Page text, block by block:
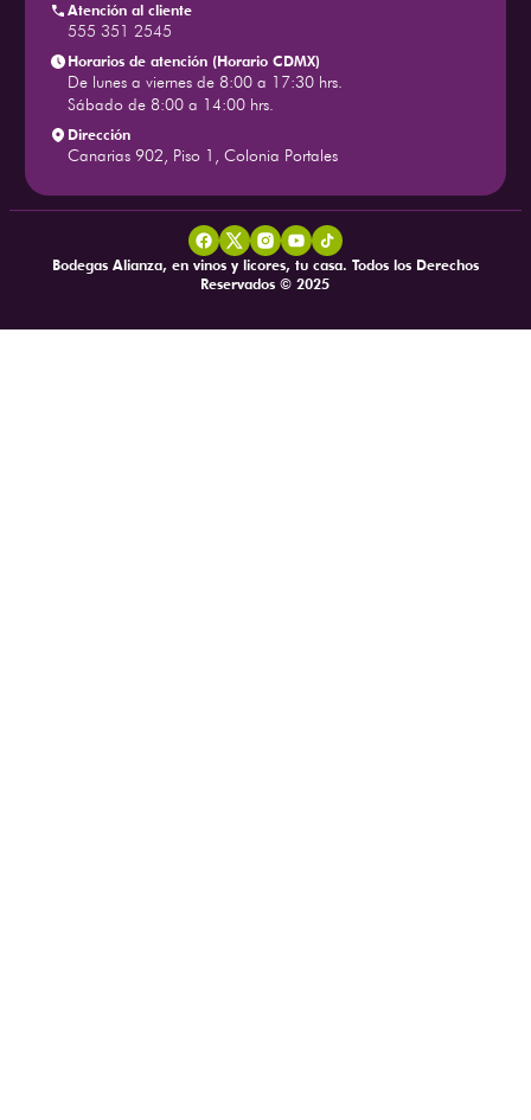
Atención al cliente
555 351 2545
Horarios de atención (Horario CDMX)
De lunes a viernes de 8:00 a 17:30 hrs.
Sábado de 8:00 a 14:00 hrs.
Dirección
Canarias 902, Piso 1, Colonia Portales
Bodegas Alianza, en vinos y licores, tu casa. Todos los Derechos
Reservados © 2025